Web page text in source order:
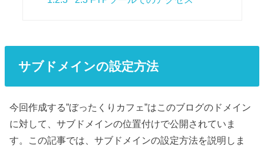
サブドメインの設定方法
今回作成する”ぼったくりカフェ”はこのブログのドメイン
に対して、サブドメインの位置付けで公開されていま
す。この記事では、サブドメインの設定方法を説明しま